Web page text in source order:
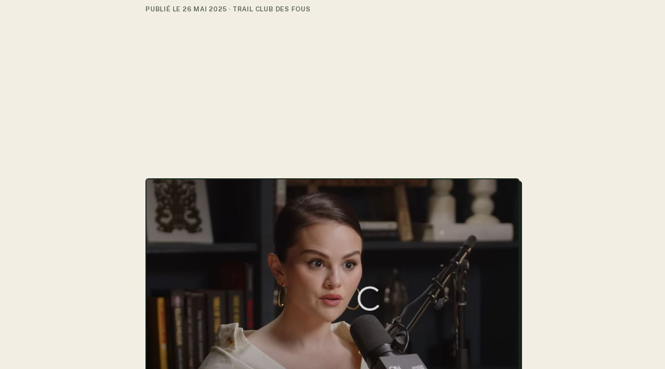
PUBLIÉ LE 26 MAI 2025 · TRAIL CLUB DES FOUS